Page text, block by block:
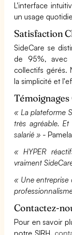
L'interface
un usage
Satisfaction
SideCare se
de 95%, avec
collectifs gérés.
la simplicité et
« La plateforme
très agréable.
salarié » -
« HYPER
vraiment
« Une entreprise
Contactez-
Pour en savoir
notre SIRH,